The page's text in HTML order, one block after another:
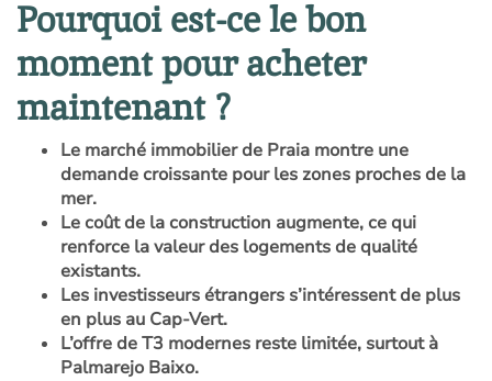
Pourquoi est-ce le bon
moment pour acheter
maintenant ?
Le marché immobilier de Praia montre une
demande croissante pour les zones proches de la
mer.
Le coût de la construction augmente, ce qui
renforce la valeur des logements de qualité
existants.
Les investisseurs étrangers s’intéressent de plus
en plus au Cap-Vert.
L’offre de T3 modernes reste limitée, surtout à
Palmarejo Baixo.